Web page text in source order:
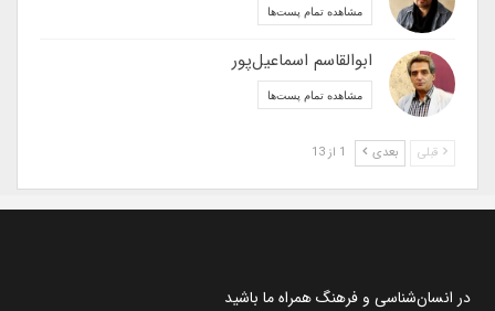
مشاهده تمام پست‌ها
ابوالقاسم اسماعیل‌پور
مشاهده تمام پست‌ها
قبلی بعدی
در انسان‌شناسی و فرهنگ همراه ما باشید